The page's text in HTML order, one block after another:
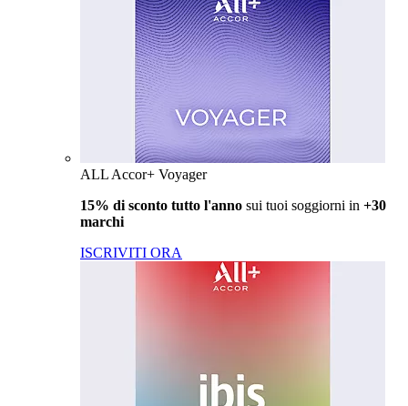
ALL Accor+ Voyager
15% di sconto tutto l'anno sui tuoi soggiorni in +30
marchi
ISCRIVITI ORA